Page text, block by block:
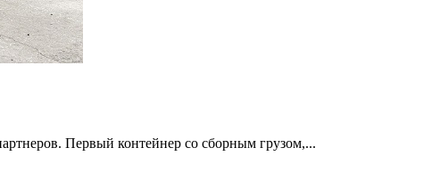
Первый контейнер со сборным грузом,...